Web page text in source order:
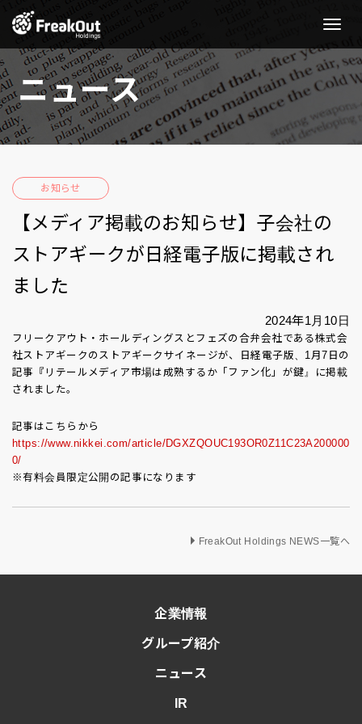
Toggle
ニュース
お知らせ
【メディア掲載のお知らせ】子会社の
ストアギークが日経電子版に掲載され
ました
2024年1月10日
フリークアウト・ホールディングスとフェズの合弁会社である株式会
社ストアギークのストアギークサイネージが、日経電子版、1月7日の
記事『リテールメディア市場は成熟するか「ファン化」が鍵』に掲載
されました。
記事はこちらから
https://www.nikkei.com/article/DGXZQOUC193OR0Z11C23A200000
0/
※有料会員限定公開の記事になります
FreakOut Holdings NEWS一覧へ
企業情報
グループ紹介
ニュース
IR